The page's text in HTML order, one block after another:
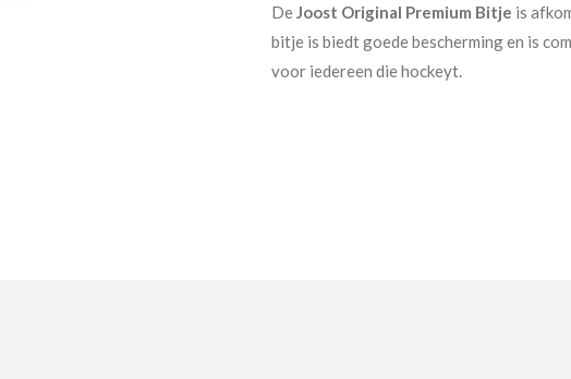
DeJoost Original Premium Bitje is
bitje is biedt goede bescherming en is
voor iedereen die hockeyt.